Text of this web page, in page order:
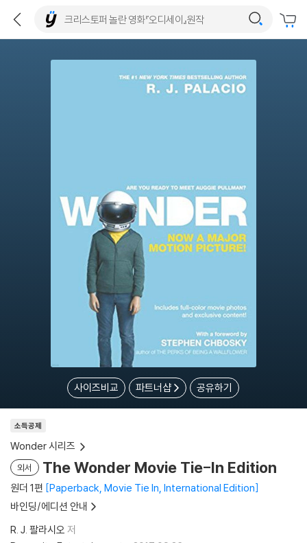
사이즈비교 파트너샵 공유하기
소득공제
Wonder 시리즈
외서 The Wonder Movie Tie-In Edition
원더 1편 Paperback, Movie Tie In, International Edition
바인딩/에디션 안내
R. J. 팔라시오 저